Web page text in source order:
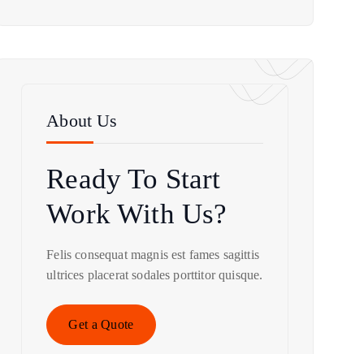
About Us
Ready To Start
Work With Us?
Felis consequat magnis est fames sagittis
ultrices placerat sodales porttitor quisque.
Get a Quote